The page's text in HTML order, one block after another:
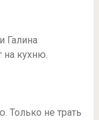
Галина
на кухню.
Только не трать